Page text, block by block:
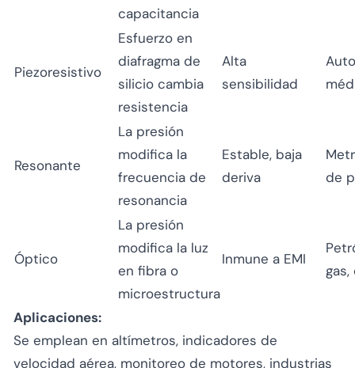
capacitancia
Piezoresistivo
Esfuerzo en
diafragma de
silicio cambia
resistencia
Alta
sensibilidad
Resonante
La presión
modifica la
frecuencia de
resonancia
Estable, baja
deriva
de
Óptico
La presión
modifica la luz
en fibra o
microestructura
Inmune a EMI
Aplicaciones:
Se emplean en altímetros, indicadores de
velocidad aérea, monitoreo de motores, industrias